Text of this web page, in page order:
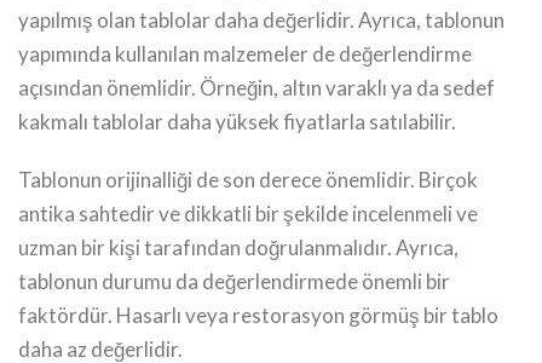
yapılmış olan tablolar daha değerlidir. Ayrıca, tablonun
yapımında kullanılan malzemeler de değerlendirme
açısından önemlidir. Örneğin, altın varaklı ya da sedef
kakmalı tablolar daha yüksek fiyatlarla satılabilir.
Tablonun orijinalliği de son derece önemlidir. Birçok
antika sahtedir ve dikkatli bir şekilde incelenmeli ve
uzman bir kişi tarafından doğrulanmalıdır. Ayrıca,
tablonun durumu da değerlendirmede önemli bir
faktördür. Hasarlı veya restorasyon görmüş bir tablo
daha az değerlidir.